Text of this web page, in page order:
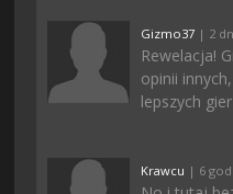
Gizmo37 | 2
Rewelacja!
opinii
lepszych
Krawcu | 6